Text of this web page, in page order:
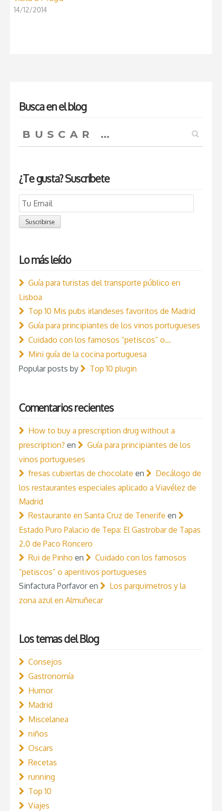
14/12/2014
Busca en el blog
¿Te gusta? Suscríbete
Email
Subscription
Suscribirse
Lo más leído
Guía para turistas del transporte público en
Lisboa
Top 10 Mis pubs irlandeses favoritos de Madrid
Guía para principiantes de los vinos portugueses
Cuidado con los famosos “petiscos” o…
Mini guía de la cocina portuguesa
Popular posts by
Top 10 plugin
Comentarios recientes
How to buy a prescription drug without a
prescription? en
Guía para principiantes de los
vinos portugueses
fresas cubiertas de chocolate en
Decálogo de
los restaurantes especiales aplicado a Viavélez de
Madrid
Restaurante en Santa Cruz de Tenerife en
Estado Puro Palacio de Tepa: El Gastrobar de Tapas
2.0 de Paco Roncero
Rui de Pinho en
Cuidado con los famosos
“petiscos” o aperitivos portugueses
Sinfactura Porfavoren
Los parquimetros y la
zona azul en Almuñecar
Los temas del Blog
Consejos
Gastronomía
Humor
Madrid
Miscelanea
niños
Oscars
Recetas
running
Top 10
Viajes